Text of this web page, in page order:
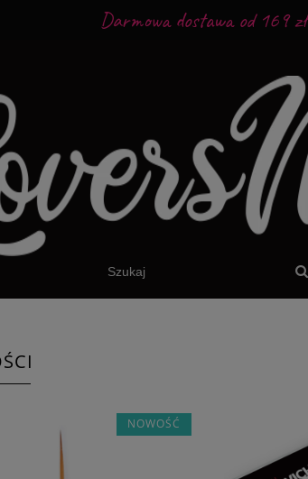
Darmowa dostawa od 169 zł
NOWOŚĆ